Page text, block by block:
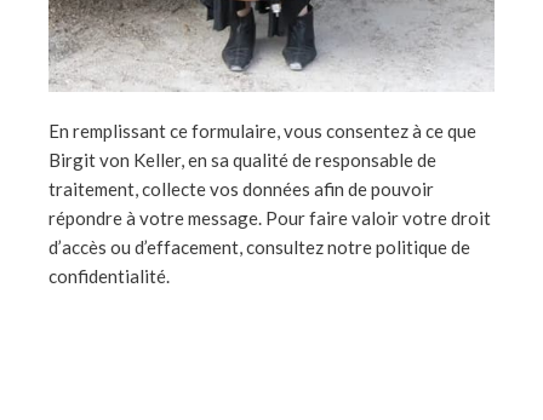
En remplissant ce formulaire, vous consentez à ce que
Birgit von Keller, en sa qualité de responsable de
traitement, collecte vos données afin de pouvoir
répondre à votre message. Pour faire valoir votre droit
d’accès ou d’effacement, consultez notre politique de
confidentialité.